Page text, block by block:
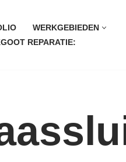
WERKGEBIEDEN
REPARATIE: